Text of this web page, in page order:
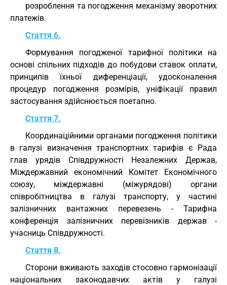
розроблення та погодження механізму зворотних
платежів.
Стаття 6.
Формування погодженої тарифної політики на
основі спільних підходів до побудови ставок оплати,
принципів їхньої диференціації, удосконалення
процедур погодження розмірів, уніфікації правил
застосування здійснюється поетапно.
Стаття 7.
Координаційними органами погодження політики
в галузі визначення транспортних тарифів є Рада
глав урядів Співдружності Незалежних Держав,
Міждержавний економічний Комітет Економічного
союзу, міждержавні (міжурядові) органи
співробітництва в галузі транспорту, у частині
залізничних вантажних перевезень - Тарифна
конференція залізничних перевізників держав -
учасниць Співдружності.
Стаття 8.
Сторони вживають заходів стосовно гармонізації
національних законодавчих актів у галузі